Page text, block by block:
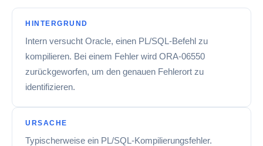
HINTERGRUND
Intern versucht Oracle, einen PL/SQL-Befehl zu
kompilieren. Bei einem Fehler wird ORA-06550
zurückgeworfen, um den genauen Fehlerort zu
identifizieren.
URSACHE
Typischerweise ein PL/SQL-Kompilierungsfehler.